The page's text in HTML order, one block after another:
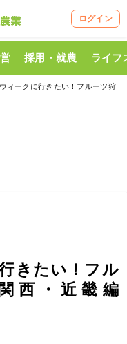
ログイン
採用・就農 ライフ
ィークに行きたい！フルーツ狩
きたい！フル
西・近畿編